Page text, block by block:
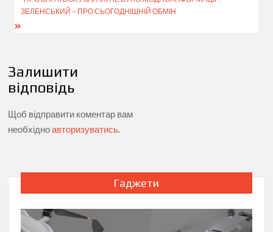
ЗЕЛЕНСЬКИЙ – ПРО СЬОГОДНІШНІЙ ОБМІН
Залишити
відповідь
Щоб відправити коментар вам
необхідноавторизуватись.
Гаджети